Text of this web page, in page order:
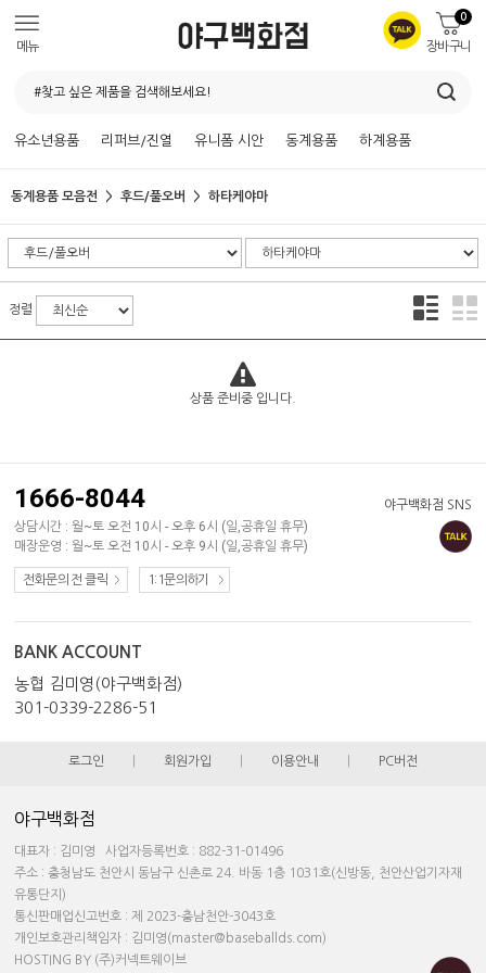
메뉴 장바구니
0
유소년용품 리퍼브/진열 유니폼 시안 동계용품 하계용품
동계용품 모음전 후드/풀오버 하타케야마
정렬
상품 준비중 입니다.
야구백화점 SNS
1666-8044
상담시간 : 월~토 오전 10시 - 오후 6시 (일,공휴일 휴무)
매장운영 : 월~토 오전 10시 - 오후 9시 (일,공휴일 휴무)
전화문의 전 클릭 1:1문의하기
BANK ACCOUNT
농협 김미영(야구백화점)
301-0339-2286-51
로그인 회원가입 이용안내 PC버전
야구백화점
대표자 : 김미영 사업자등록번호 : 882-31-01496
주소 : 충청남도 천안시 동남구 신촌로 24. 바동 1층 1031호(신방동, 천안산업기자재
유통단지)
통신판매업신고번호 : 제 2023-충남천안-3043호
개인보호관리책임자 : 김미영(master@baseballds.com)
HOSTING BY (주)커넥트웨이브